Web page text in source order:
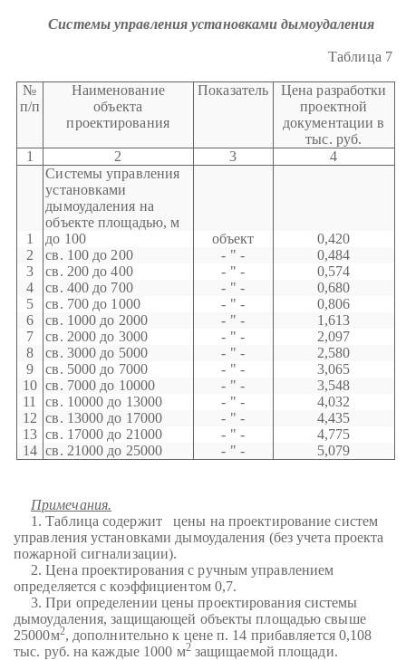
Системы управления установками дымоудаления
Таблица 7
№
п/п
Наименование
объекта
проектирования
Показатель
Цена разработки
проектной
документации в
тыс. руб.
1
2 3
4
Системы управления
установками
дымоудаления на
объекте площадью, м
1
до 100 объект
0,420
2
св. 100 до 200 - " -
0,484
3
св. 200 до 400 - " -
0,574
4
св. 400 до 700 - " -
0,680
5
св. 700 до 1000 - " -
0,806
6
св. 1000 до 2000 - " -
1,613
7
св. 2000 до 3000 - " -
2,097
8
св. 3000 до 5000 - " -
2,580
9
св. 5000 до 7000 - " -
3,065
10 св. 7000 до 10000 - " -
3,548
11
св. 10000 до 13000 - " -
4,032
12
св. 13000 до 17000 - " -
4,435
13 св. 17000 до 21000 - " -
4,775
14 св. 21000 до 25000 - " - 5,079
Примечания.
1. Таблица содержит цены на проектирование систем
управления установками дымоудаления (без учета проекта
пожарной сигнализации).
2. Цена проектирования с ручным управлением
определяется с коэффициентом 0,7.
3. При определении цены проектирования системы
дымоудаления, защищающей объекты площадью свыше
25000м2, дополнительно к цене п. 14 прибавляется 0,108
тыс. руб. на каждые 1000 м2защищаемой площади.